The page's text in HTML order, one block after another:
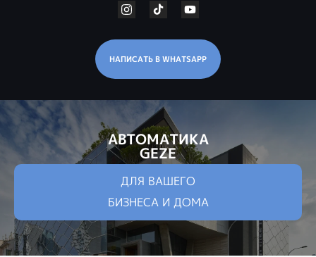
НАПИСАТЬ В WHATSAPP
АВТОМАТИКА
GEZE
ДЛЯ ВАШЕГО
БИЗНЕСА И ДОМА